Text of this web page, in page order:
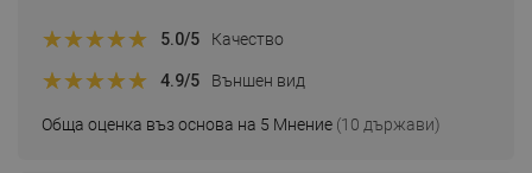
Обща оценка въз основа на 5 Мнение (10 държави)
5.0/5 Качество
4.9/5 Външен вид